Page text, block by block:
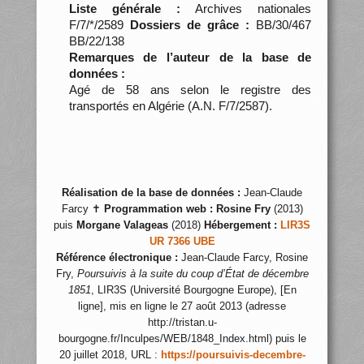
Liste générale : Archives nationales
F/7/*/2589 Dossiers de grâce : BB/30/467
BB/22/138
Remarques de l’auteur de la base de
données :
Agé de 58 ans selon le registre des
transportés en Algérie (A.N. F/7/2587).
Réalisation de la base de données : Jean-Claude
Farcy ✝ Programmation web : Rosine Fry(2013)
puis Morgane Valageas (2018) Hébergement : LIR3S
UR 7366 UBE
Référence électronique : Jean-Claude Farcy, Rosine
Fry, Poursuivis à la suite du coup d’État de décembre
1851, LIR3S (Université Bourgogne Europe), [En
ligne], mis en ligne le 27 août 2013 (adresse
http://tristan.u-
bourgogne.fr/Inculpes/WEB/1848_Index.html) puis le
20 juillet 2018, URL : https://poursuivis-decembre-